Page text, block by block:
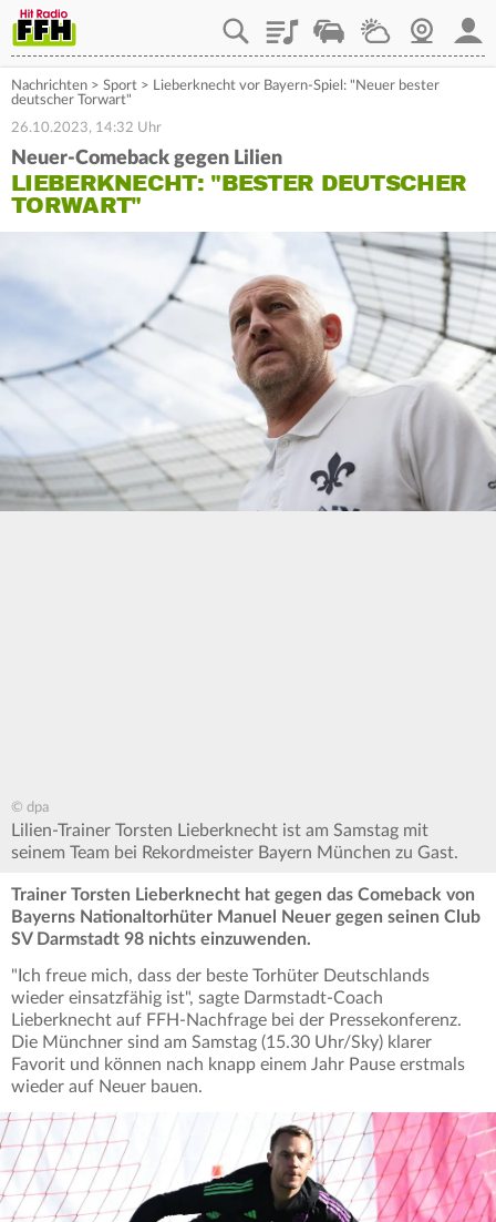
PlaylistStaupilotWetterWebcam
Nachrichten > Sport > Lieberknecht vor Bayern-Spiel: "Neuer bester
deutscher Torwart"
26.10.2023, 14:32 Uhr
Neuer-Comeback gegen Lilien
LIEBERKNECHT: "BESTER DEUTSCHER
TORWART"
© dpa
Lilien-Trainer Torsten Lieberknecht ist am Samstag mit
seinem Team bei Rekordmeister Bayern München zu Gast.
Trainer Torsten Lieberknecht hat gegen das Comeback von
Bayerns Nationaltorhüter Manuel Neuer gegen seinen Club
SV Darmstadt 98 nichts einzuwenden.
"Ich freue mich, dass der beste Torhüter Deutschlands
wieder einsatzfähig ist", sagte Darmstadt-Coach
Lieberknecht auf FFH-Nachfrage bei der Pressekonferenz.
Die Münchner sind am Samstag (15.30 Uhr/Sky) klarer
Favorit und können nach knapp einem Jahr Pause erstmals
wieder auf Neuer bauen.